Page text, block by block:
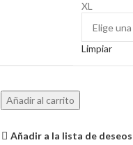
XL
Limpiar
Añadir al carrito
Añadir a la lista de deseos